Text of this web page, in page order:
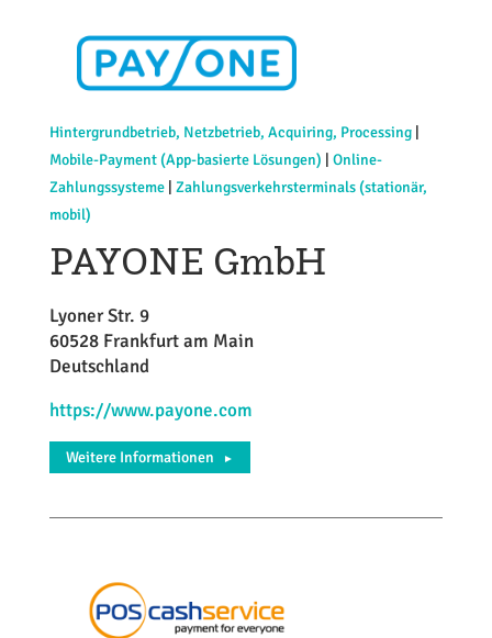
Hintergrundbetrieb, Netzbetrieb, Acquiring, Processing|
Mobile-Payment (App-basierte Lösungen)
Online-
Zahlungssysteme| Zahlungsverkehrsterminals (stationär,
mobil)
PAYONE GmbH
Lyoner Str. 9
60528 Frankfurt am Main
Deutschland
https://www.payone.com
Weitere Informationen ►